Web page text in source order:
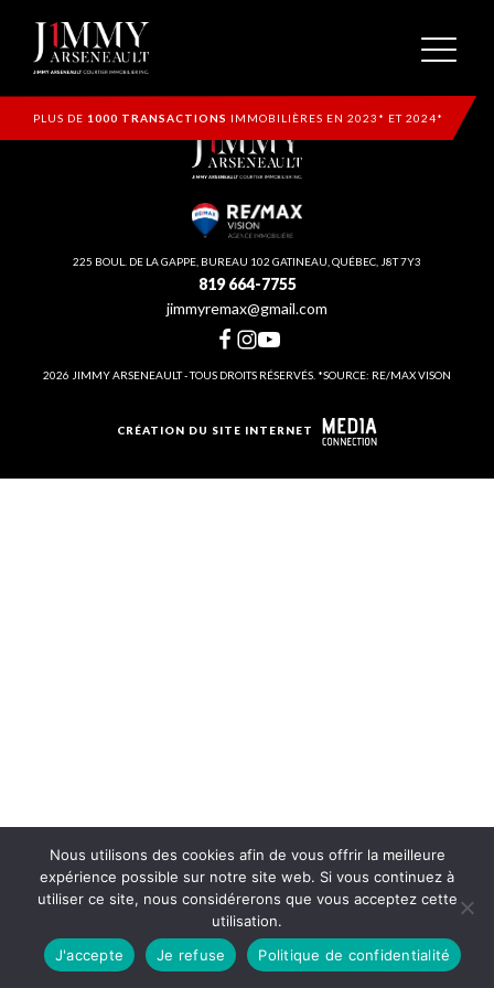
PLUS DE 1000 TRANSACTIONS IMMOBILIÈRES EN 2023* ET 2024*
225 BOUL. DE LA GAPPE, BUREAU 102 GATINEAU, QUÉBEC, J8T 7Y3
819 664-7755
jimmyremax@gmail.com
2026 JIMMY ARSENEAULT - TOUS DROITS RÉSERVÉS. *SOURCE: RE/MAX VISON
CRÉATION DU SITE INTERNET
Nous utilisons des cookies afin de vous offrir la meilleure
expérience possible sur notre site web. Si vous continuez à
utiliser ce site, nous considérerons que vous acceptez cette
utilisation.
J'accepte
Je refuse Politique de confidentialité